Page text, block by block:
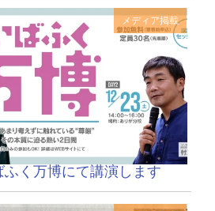
メディア掲載
ふく万博にて講演します